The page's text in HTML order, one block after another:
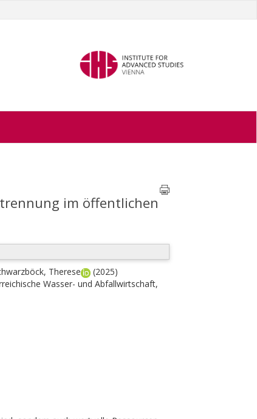
im öffentlichen
Therese
(2025)
Wasser- und Abfallwirtschaft,